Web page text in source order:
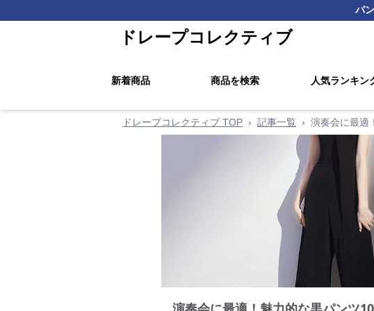
パ
ドレープコレクティブ
新着商品 商品を検索 人気ランキン
ドレープコレクティブ TOP › 記事一覧 › 演奏会に最適